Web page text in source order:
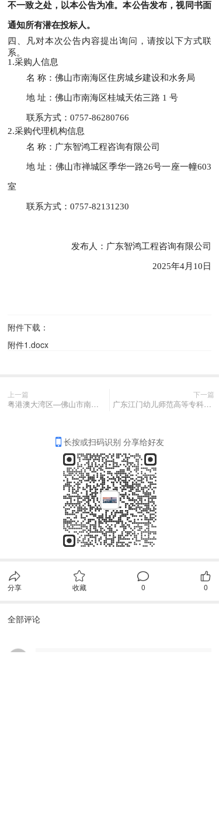
不一致之处，以本公告为准。本公告发布，视同书面
通知所有潜在投标人。
四、凡对本次公告内容提出询问，请按以下方式联
系。
1.采购人信息
名 称：佛山市南海区住房城乡建设和水务局
地 址：佛山市南海区桂城天佑三路 1 号
联系方式： 0757-86280766
2.采购代理机构信息
名 称：广东智鸿工程咨询有限公司
地 址： 佛山市禅城区季华一路26号一座一幢603
室
联系方式： 0757-82131230
发布人： 广东智鸿工程咨询有限公司
2025年4月10日
附件下载：
附件1.docx
上一篇
粤港澳大湾区—佛山市南海区电力管廊（一期）项目—佛山220千伏沥中输变电线路配套电力管廊建设工程施工招标代理服务中标结果公示
下一篇
广东江门幼儿师范高等专科学校2025年广告服务采购项目结果公告
长按或扫码识别 分享给好友
分享 收藏 0 0
全部评论